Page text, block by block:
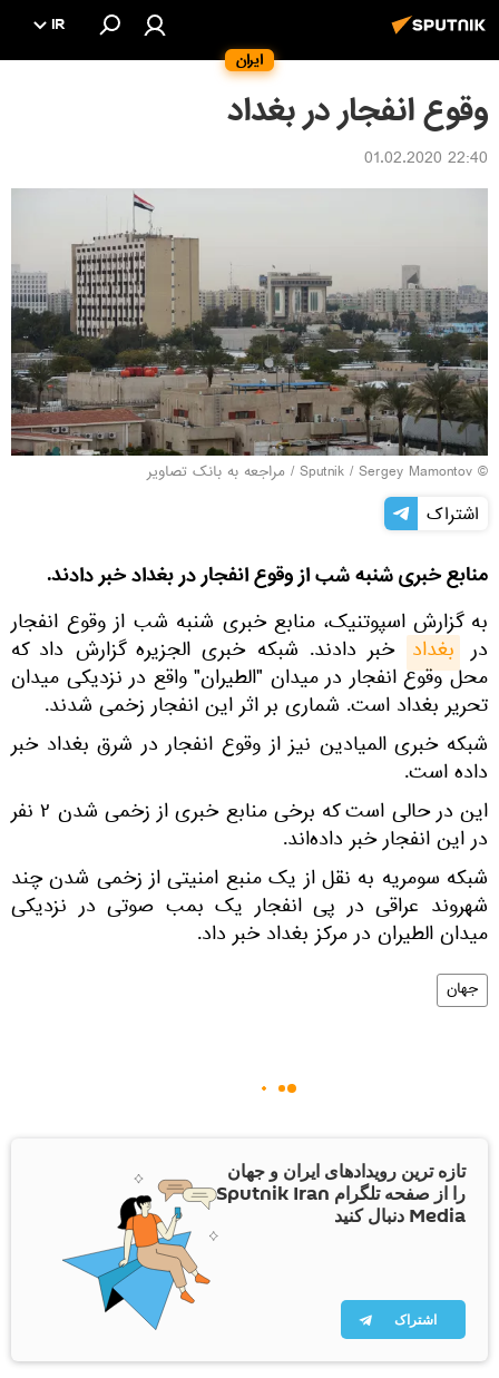
ایران
IR
وقوع انفجار در بغداد
22:40 01.02.2020
© Sputnik / Sergey Mamontov
/ مراجعه به بانک تصاویر
اشتراک
منابع خبری شنبه شب از وقوع انفجار در بغداد خبر دادند.
به گزارش اسپوتنیک، منابع خبری شنبه شب از وقوع انفجار
در بغداد خبر دادند. شبکه خبری الجزیره گزارش داد که
محل وقوع انفجار در میدان "الطیران" واقع در نزدیکی میدان
تحریر بغداد است. شماری بر اثر این انفجار زخمی شدند.
شبکه خبری المیادین نیز از وقوع انفجار در شرق بغداد خبر
داده است.
این در حالی است که برخی منابع خبری از زخمی شدن ۲ نفر
در این انفجار خبر داده‌اند.
شبکه سومریه به نقل از یک منبع امنیتی از زخمی شدن چند
شهروند عراقی در پی انفجار یک بمب صوتی در نزدیکی
میدان الطیران در مرکز بغداد خبر داد.
جهان
تازه ترین رویدادهای ایران و جهان
را از صفحه تلگرام Sputnik Iran
Media دنبال کنید
اشتراک